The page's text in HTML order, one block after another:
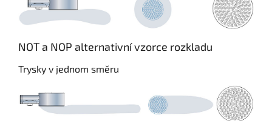
NOT a NOP alternativní vzorce rozkladu
Trysky v jednom směru